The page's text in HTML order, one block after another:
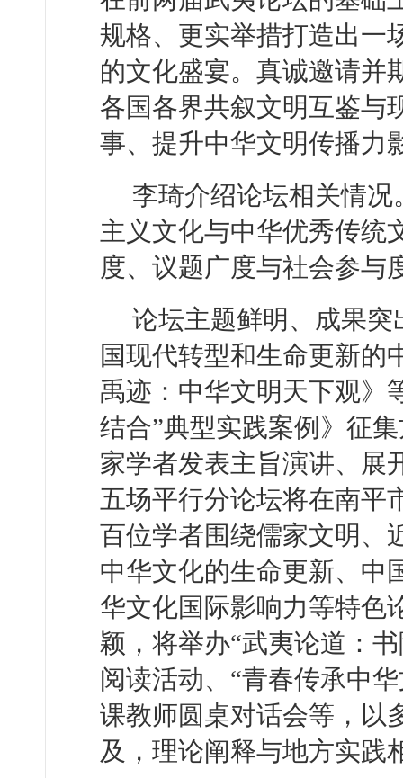
规格、更实举措打造出一
的文化盛宴。真诚邀请并
各国各界共叙文明互鉴与
事、提升中华文明传播力
李琦介绍论坛相关情
主义文化与中华优秀传统
度、议题广度与社会参与
论坛主题鲜明、成果突
国现代转型和生命更新的
禹迹：中华文明天下观》
结合”典型实践案例》征
家学者发表主旨演讲、展
五场平行分论坛将在南平
百位学者围绕儒家文明、
中华文化的生命更新、中
华文化国际影响力等特色
颖，将举办“武夷论道：
阅读活动、“青春传承中
课教师圆桌对话会等，以
及，理论阐释与地方实践